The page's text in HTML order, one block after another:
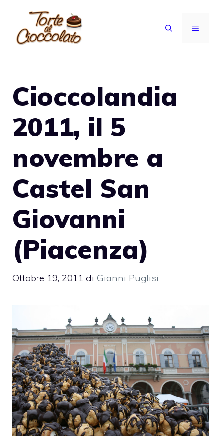
contenuto
MENU
Cioccolandia
2011, il 5
novembre a
Castel San
Giovanni
(Piacenza)
Ottobre 19, 2011 di Gianni Puglisi